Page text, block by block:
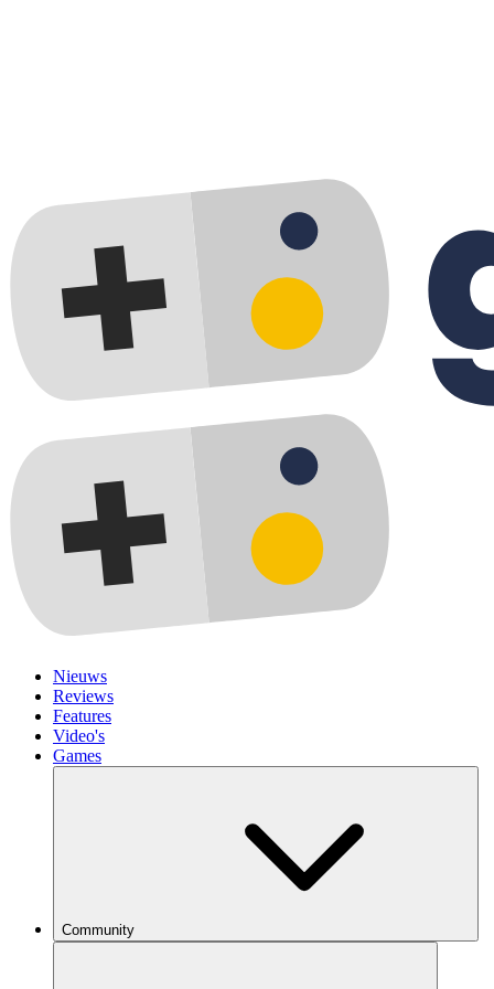
Nieuws
Reviews
Features
Video's
Games
Community